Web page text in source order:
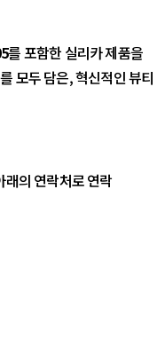
를 포함한 실리카 제품을
모두 담은, 혁신적인 뷰티
의 연락처로 연락